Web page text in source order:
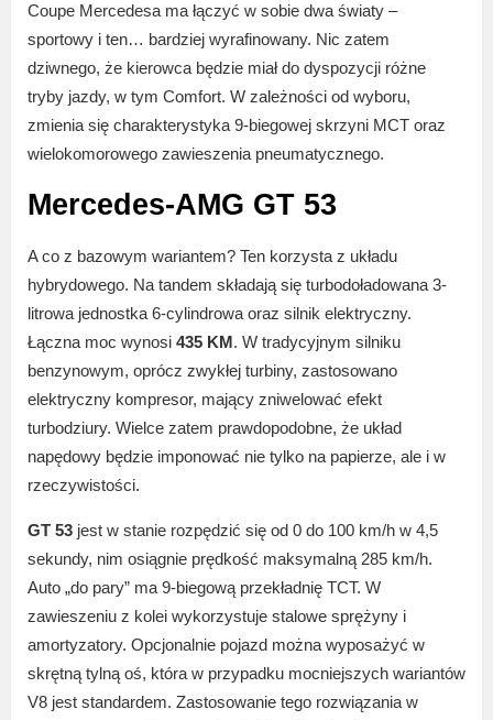
Coupe Mercedesa ma łączyć w sobie dwa światy –
sportowy i ten… bardziej wyrafinowany. Nic zatem
dziwnego, że kierowca będzie miał do dyspozycji różne
tryby jazdy, w tym Comfort. W zależności od wyboru,
zmienia się charakterystyka 9-biegowej skrzyni MCT oraz
wielokomorowego zawieszenia pneumatycznego.
Mercedes-AMG GT 53
A co z bazowym wariantem? Ten korzysta z układu
hybrydowego. Na tandem składają się turbodoładowana 3-
litrowa jednostka 6-cylindrowa oraz silnik elektryczny.
Łączna moc wynosi 435 KM. W tradycyjnym silniku
benzynowym, oprócz zwykłej turbiny, zastosowano
elektryczny kompresor, mający zniwelować efekt
turbodziury. Wielce zatem prawdopodobne, że układ
napędowy będzie imponować nie tylko na papierze, ale i w
rzeczywistości.
GT 53 jest w stanie rozpędzić się od 0 do 100 km/h w 4,5
sekundy, nim osiągnie prędkość maksymalną 285 km/h.
Auto „do pary” ma 9-biegową przekładnię TCT. W
zawieszeniu z kolei wykorzystuje stalowe sprężyny i
amortyzatory. Opcjonalnie pojazd można wyposażyć w
skrętną tylną oś, która w przypadku mocniejszych wariantów
V8 jest standardem. Zastosowanie tego rozwiązania w